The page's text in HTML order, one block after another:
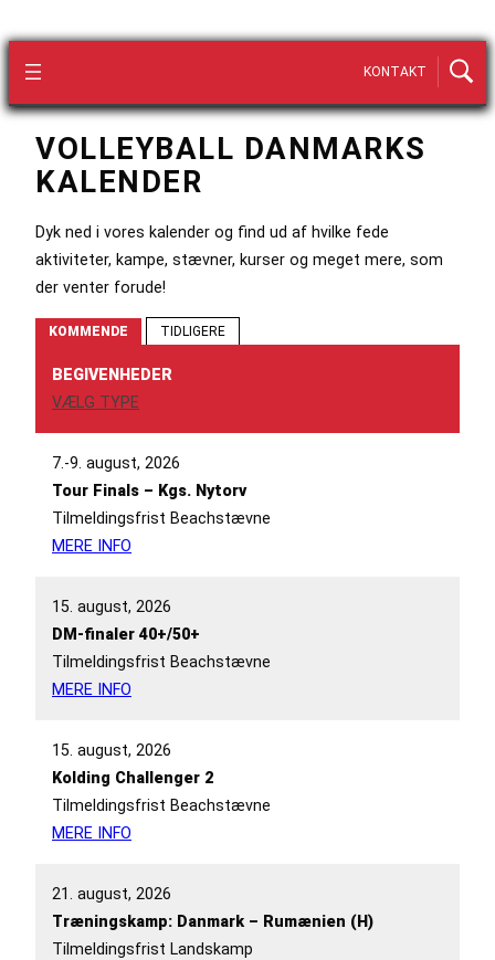
KONTAKT
VOLLEYBALL DANMARKS
KALENDER
Dyk ned i vores kalender og find ud af hvilke fede
aktiviteter, kampe, stævner, kurser og meget mere, som
der venter forude!
KOMMENDE TIDLIGERE
BEGIVENHEDER
VÆLG TYPE
7.-9. august, 2026
Tour Finals – Kgs. Nytorv
Tilmeldingsfrist Beachstævne
MERE INFO
15. august, 2026
DM-finaler 40+/50+
Tilmeldingsfrist Beachstævne
MERE INFO
15. august, 2026
Kolding Challenger 2
Tilmeldingsfrist Beachstævne
MERE INFO
21. august, 2026
Træningskamp: Danmark – Rumænien (H)
Tilmeldingsfrist Landskamp